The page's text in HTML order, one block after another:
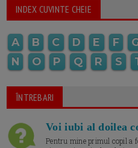
INDEX CUVINTE CHEIE
A B C D E F
N
O P Q R S
ÎNTREBARI
Voi iubi al doilea
Pentru mine primul copil a